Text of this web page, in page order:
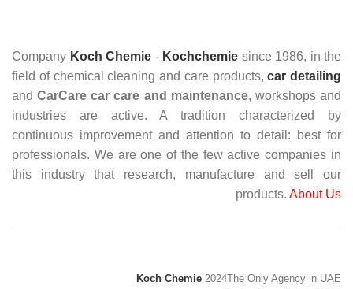
Company Koch Chemie - Kochchemie since 1986, in the
field of chemical cleaning and care products,car detailing
andCarCare car care and maintenance, workshops and
industries are active. A tradition characterized by
continuous improvement and attention to detail: best for
professionals. We are one of the few active companies in
this industry that research, manufacture and sell our
products. About Us
Koch Chemie 2024The Only Agency in UAE